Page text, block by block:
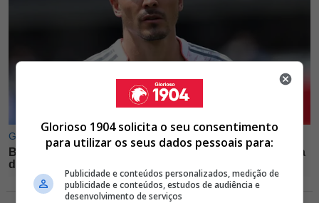
Glorioso 1904 solicita o seu consentimento
para utilizar os seus dados pessoais para:
Publicidade e conteúdos personalizados, medição de
publicidade e conteúdos, estudos de audiência e
desenvolvimento de serviços